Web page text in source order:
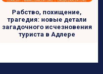
Рабство, похищение,
трагедия: новые детали
загадочного исчезновения
туриста в Адлере